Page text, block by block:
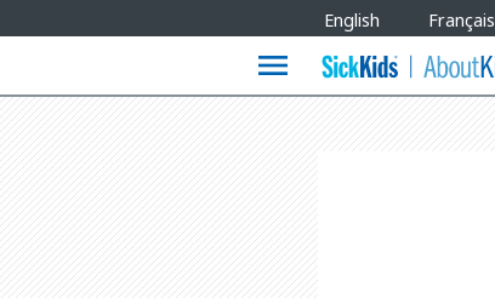
Languages
English Français
menu